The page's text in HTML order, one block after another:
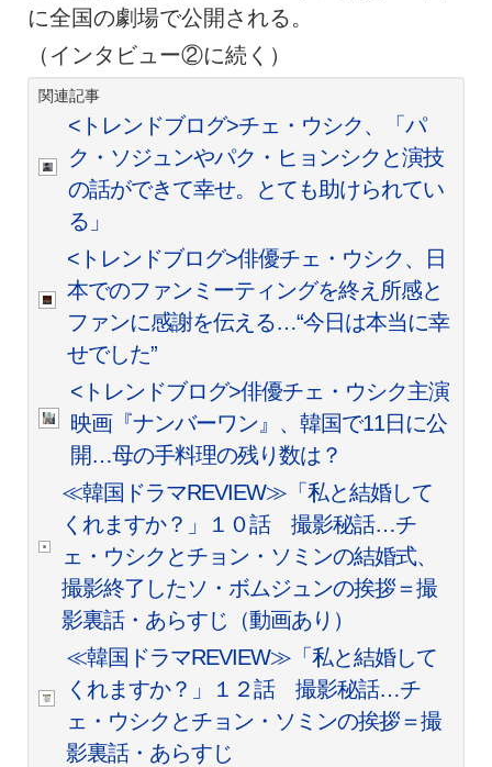
に全国の劇場で公開される。
（インタビュー②に続く）
関連記事
<トレンドブログ>チェ・ウシク、「パ
ク・ソジュンやパク・ヒョンシクと演技
の話ができて幸せ。とても助けられてい
る」
<トレンドブログ>俳優チェ・ウシク、日
本でのファンミーティングを終え所感と
ファンに感謝を伝える…“今日は本当に幸
せでした”
<トレンドブログ>俳優チェ・ウシク主演
映画『ナンバーワン』、韓国で11日に公
開…母の手料理の残り数は？
≪韓国ドラマREVIEW≫「私と結婚して
くれますか？」１０話 撮影秘話…チ
ェ・ウシクとチョン・ソミンの結婚式、
撮影終了したソ・ボムジュンの挨拶＝撮
影裏話・あらすじ（動画あり）
≪韓国ドラマREVIEW≫「私と結婚して
くれますか？」１２話 撮影秘話…チ
ェ・ウシクとチョン・ソミンの挨拶＝撮
影裏話・あらすじ